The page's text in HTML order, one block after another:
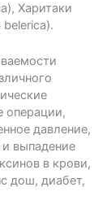
Харитаки
belerica).
операции,
давление,
выпадение
в крови,
дош, диабет,